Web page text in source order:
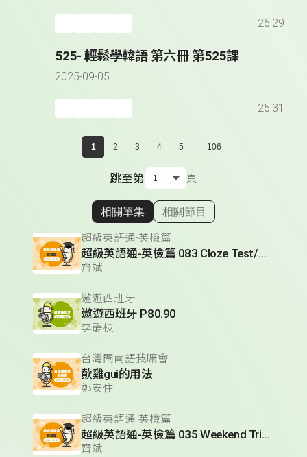
26:29
525- 輕鬆學韓語 第六冊 第525課
2025-09-05
25:31
1 2 3 4 5 ... 106
跳至第 頁
顯示相關單集
相關單集 相關節目
超級英語通-英檢篇
超級英語通-英檢篇 083 Cloze Test/段落填空-13
齊斌
遨遊西班牙
遨遊西班牙 P80.90
李靜枝
台灣閩南語我嘛會
歕雞gui的用法
鄭安住
超級英語通-英檢篇
超級英語通-英檢篇 035 Weekend Trip- 週末旅遊
齊斌